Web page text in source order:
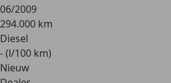
06/2009
294.000 km
Diesel
- (l/100 km)
Nieuw